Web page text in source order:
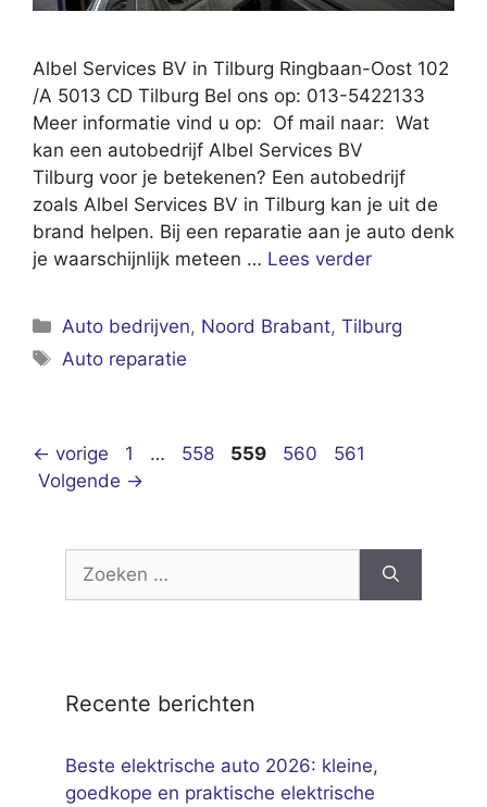
Albel Services BV in Tilburg Ringbaan-Oost 102
/A 5013 CD Tilburg Bel ons op: 013-5422133
Meer informatie vind u op: Of mail naar: Wat
kan een autobedrijf Albel Services BV
Tilburg voor je betekenen? Een autobedrijf
zoals Albel Services BV in Tilburg kan je uit de
brand helpen. Bij een reparatie aan je auto denk
je waarschijnlijk meteen … Lees verder
Categorieën
Auto bedrijven, Noord Brabant,Tilburg
Tags
Auto reparatie
← vorige Pagina
1 … Pagina
558 Pagina
559 Pagina
560 Pagina
561
Volgende →
naar:
Recente berichten
Beste elektrische auto 2026: kleine,
goedkope en praktische elektrische